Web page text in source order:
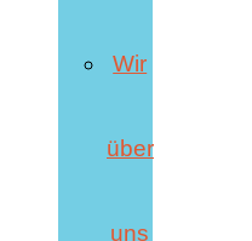
Wir
über
uns